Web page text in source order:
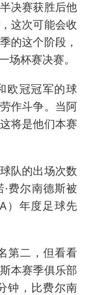
决赛获胜后他
这次可能会收
的这个阶段，
场杯赛决赛。
欧冠冠军的球
作斗争。当阿
将是他们本赛
队的出场次数
费尔南德斯被
）年度足球先
第二，但看看
本赛季俱乐部
钟，比费尔南